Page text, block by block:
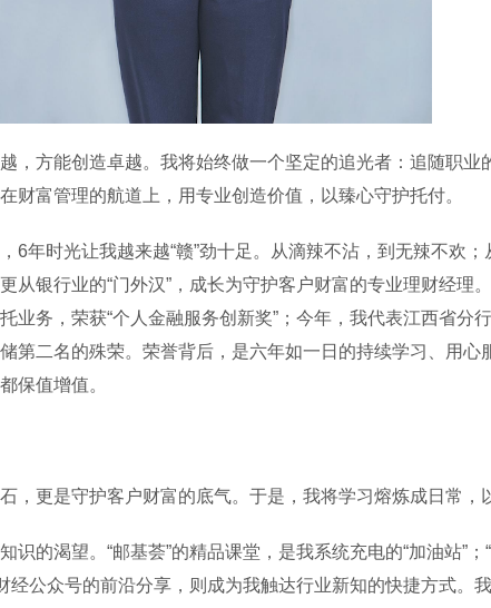
方能创造卓越。我将始终做一个坚定的追光者：追随职业
财富管理的航道上，用专业创造价值，以臻心守护托付。
时光让我越来越“赣”劲十足。从滴辣不沾，到无辣不欢；
从银行业的“门外汉”，成长为守护客户财富的专业理财经理
业务，荣获“个人金融服务创新奖”；今年，我代表江西省分
第二名的殊荣。荣誉背后，是六年如一日的持续学习、用心
保值增值。
更是守护客户财富的底气。于是，我将学习熔炼成日常，
的渴望。“邮基荟”的精品课堂，是我系统充电的“加油站”；
经公众号的前沿分享，则成为我触达行业新知的快捷方式。